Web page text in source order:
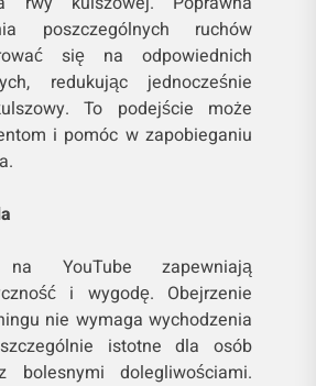
poszczególnych ruchów
się na odpowiednich
redukując jednocześnie
To podejście może
i pomóc w zapobieganiu
YouTube zapewniają
i wygodę. Obejrzenie
nie wymaga wychodzenia
istotne dla osób
bolesnymi dolegliwościami.